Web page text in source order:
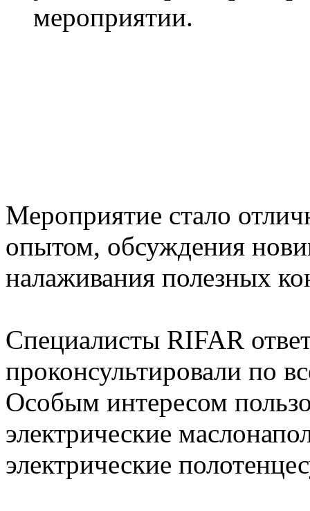
мероприятии.
Мероприятие стало
опытом, обсуждения
налаживания полезных
Специалисты RIFAR
проконсультировали по
Особым интересом
электрические
электрические